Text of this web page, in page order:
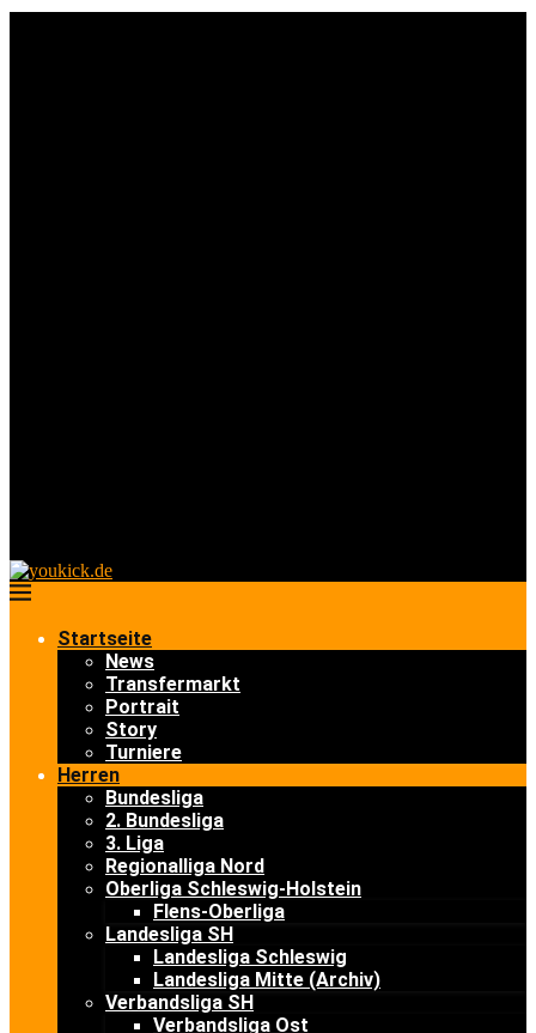
Startseite
News
Transfermarkt
Portrait
Story
Turniere
Herren
Bundesliga
2. Bundesliga
3. Liga
Regionalliga Nord
Oberliga Schleswig-Holstein
Flens-Oberliga
Landesliga SH
Landesliga Schleswig
Landesliga Mitte (Archiv)
Verbandsliga SH
Verbandsliga Ost